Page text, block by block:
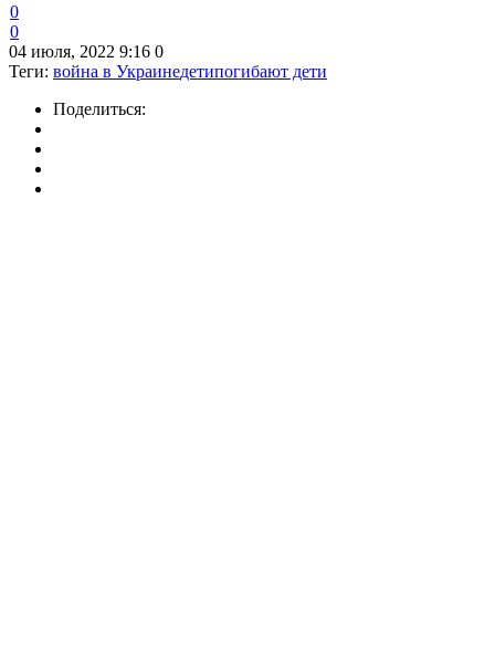
0
0
04 июля, 2022 9:16 0
Теги: война в Украинедетипогибают дети
Поделиться: